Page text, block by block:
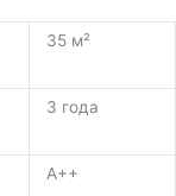
35 м²
3 года
A++